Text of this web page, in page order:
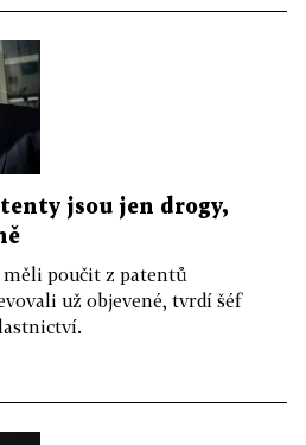
jsou jen drogy,
měli poučit z patentů
už objevené, tvrdí šéf